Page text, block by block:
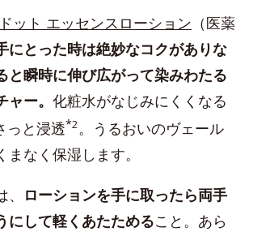
ット エッセンスローション （医薬
にとった時は絶妙なコクがありな
と瞬時に伸び広がって染みわたる
ー。 化粧水がなじみにくくなる
っと浸透*2。うるおいのヴェール
なく保湿します。
ローションを手に取ったら両手
にして軽くあたためること。あら